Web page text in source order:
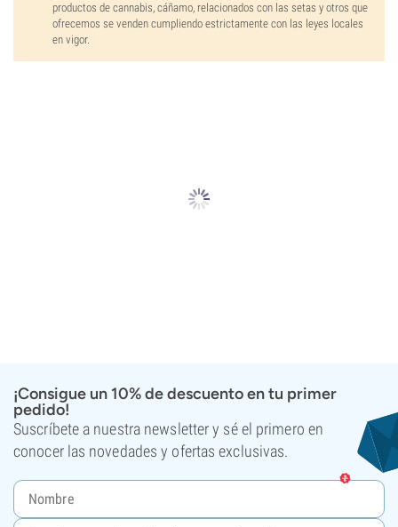
productos de cannabis, cáñamo, relacionados con las setas y otros que
ofrecemos se venden cumpliendo estrictamente con las leyes locales
en vigor.
¡Consigue un 10% de descuento en tu primer
pedido!
Suscríbete a nuestra newsletter y sé el primero en
conocer las novedades y ofertas exclusivas.